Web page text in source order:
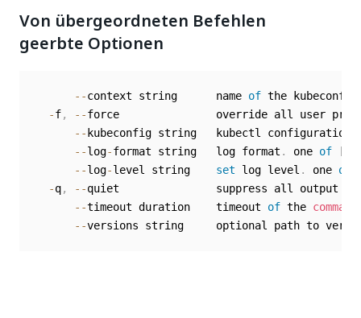
Von übergeordneten Befehlen
geerbte Optionen
--context string      name of the
-f, --force               override all user
-- kubeconfig string   kubectl configuration
--log-format string   log format . one of
--log-level string set log level . one of
-q, --quiet               suppress all output
--timeout duration    timeout of the command
--